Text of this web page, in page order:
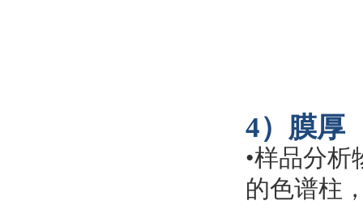
4）膜厚
•样品分析
的色谱柱